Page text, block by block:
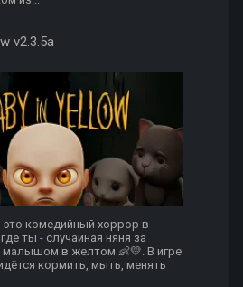
v2.3.5a
это комедийный хоррор в
ты - случайная няня за
в желтом 👶💛. В игре
кормить, мыть, менять